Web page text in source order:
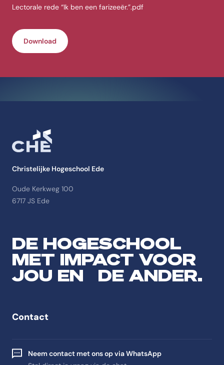
Lectorale rede “Ik ben een farizeeër.”.pdf
Download
Christelijke Hogeschool Ede
Oude Kerkweg 100
6717 JS Ede
DE HOGESCHOOL
MET IMPACT VOOR
JOU EN DE ANDER.
Contact
Neem contact met ons op via WhatsApp